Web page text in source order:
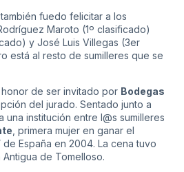
fuedo felicitar a los
Maroto (1º clasificado)
y José Luis Villegas (3er
está al resto de sumilleres que se
de ser invitado por Bodegas
del jurado. Sentado junto a
una institución entre l@s sumilleres
, primera mujer en ganar el
de España en 2004. La cena tuvo
de Tomelloso.